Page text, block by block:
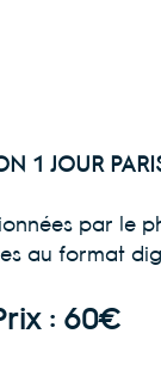
1 JOUR
par le
au format
: 60€